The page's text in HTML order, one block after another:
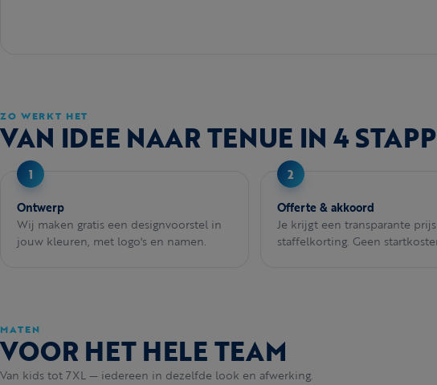
ZO WERKT HET
VAN IDEE NAAR TENUE IN 4
Ontwerp
Wij maken gratis een designvoorstel in
jouw kleuren, met logo's en namen.
Offerte & akkoord
Je krijgt een transparante
staffelkorting. Geen
MATEN
VOOR HET HELE TEAM
Van kids tot 7XL — iedereen in dezelfde look en afwerking.